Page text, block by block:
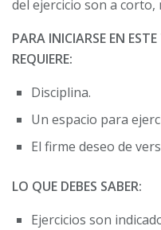
del ejercicio son a
PARA INICIARSE EN
REQUIERE:
Disciplina.
Un espacio para
El firme deseo de
LO QUE DEBES SABER:
Ejercicios son